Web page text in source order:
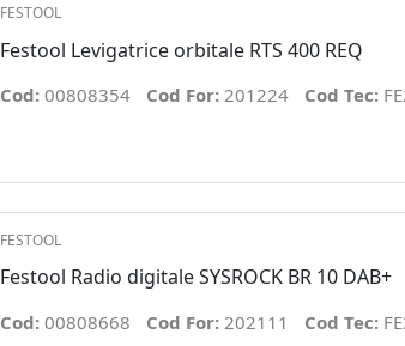
FESTOOL
Festool Levigatrice orbitale RTS 400 REQ
Cod: 00808354 Cod For: 201224 Cod Tec:
FESTOOL
Festool Radio digitale SYSROCK BR 10 DAB+
Cod: 00808668 Cod For: 202111 Cod Tec: